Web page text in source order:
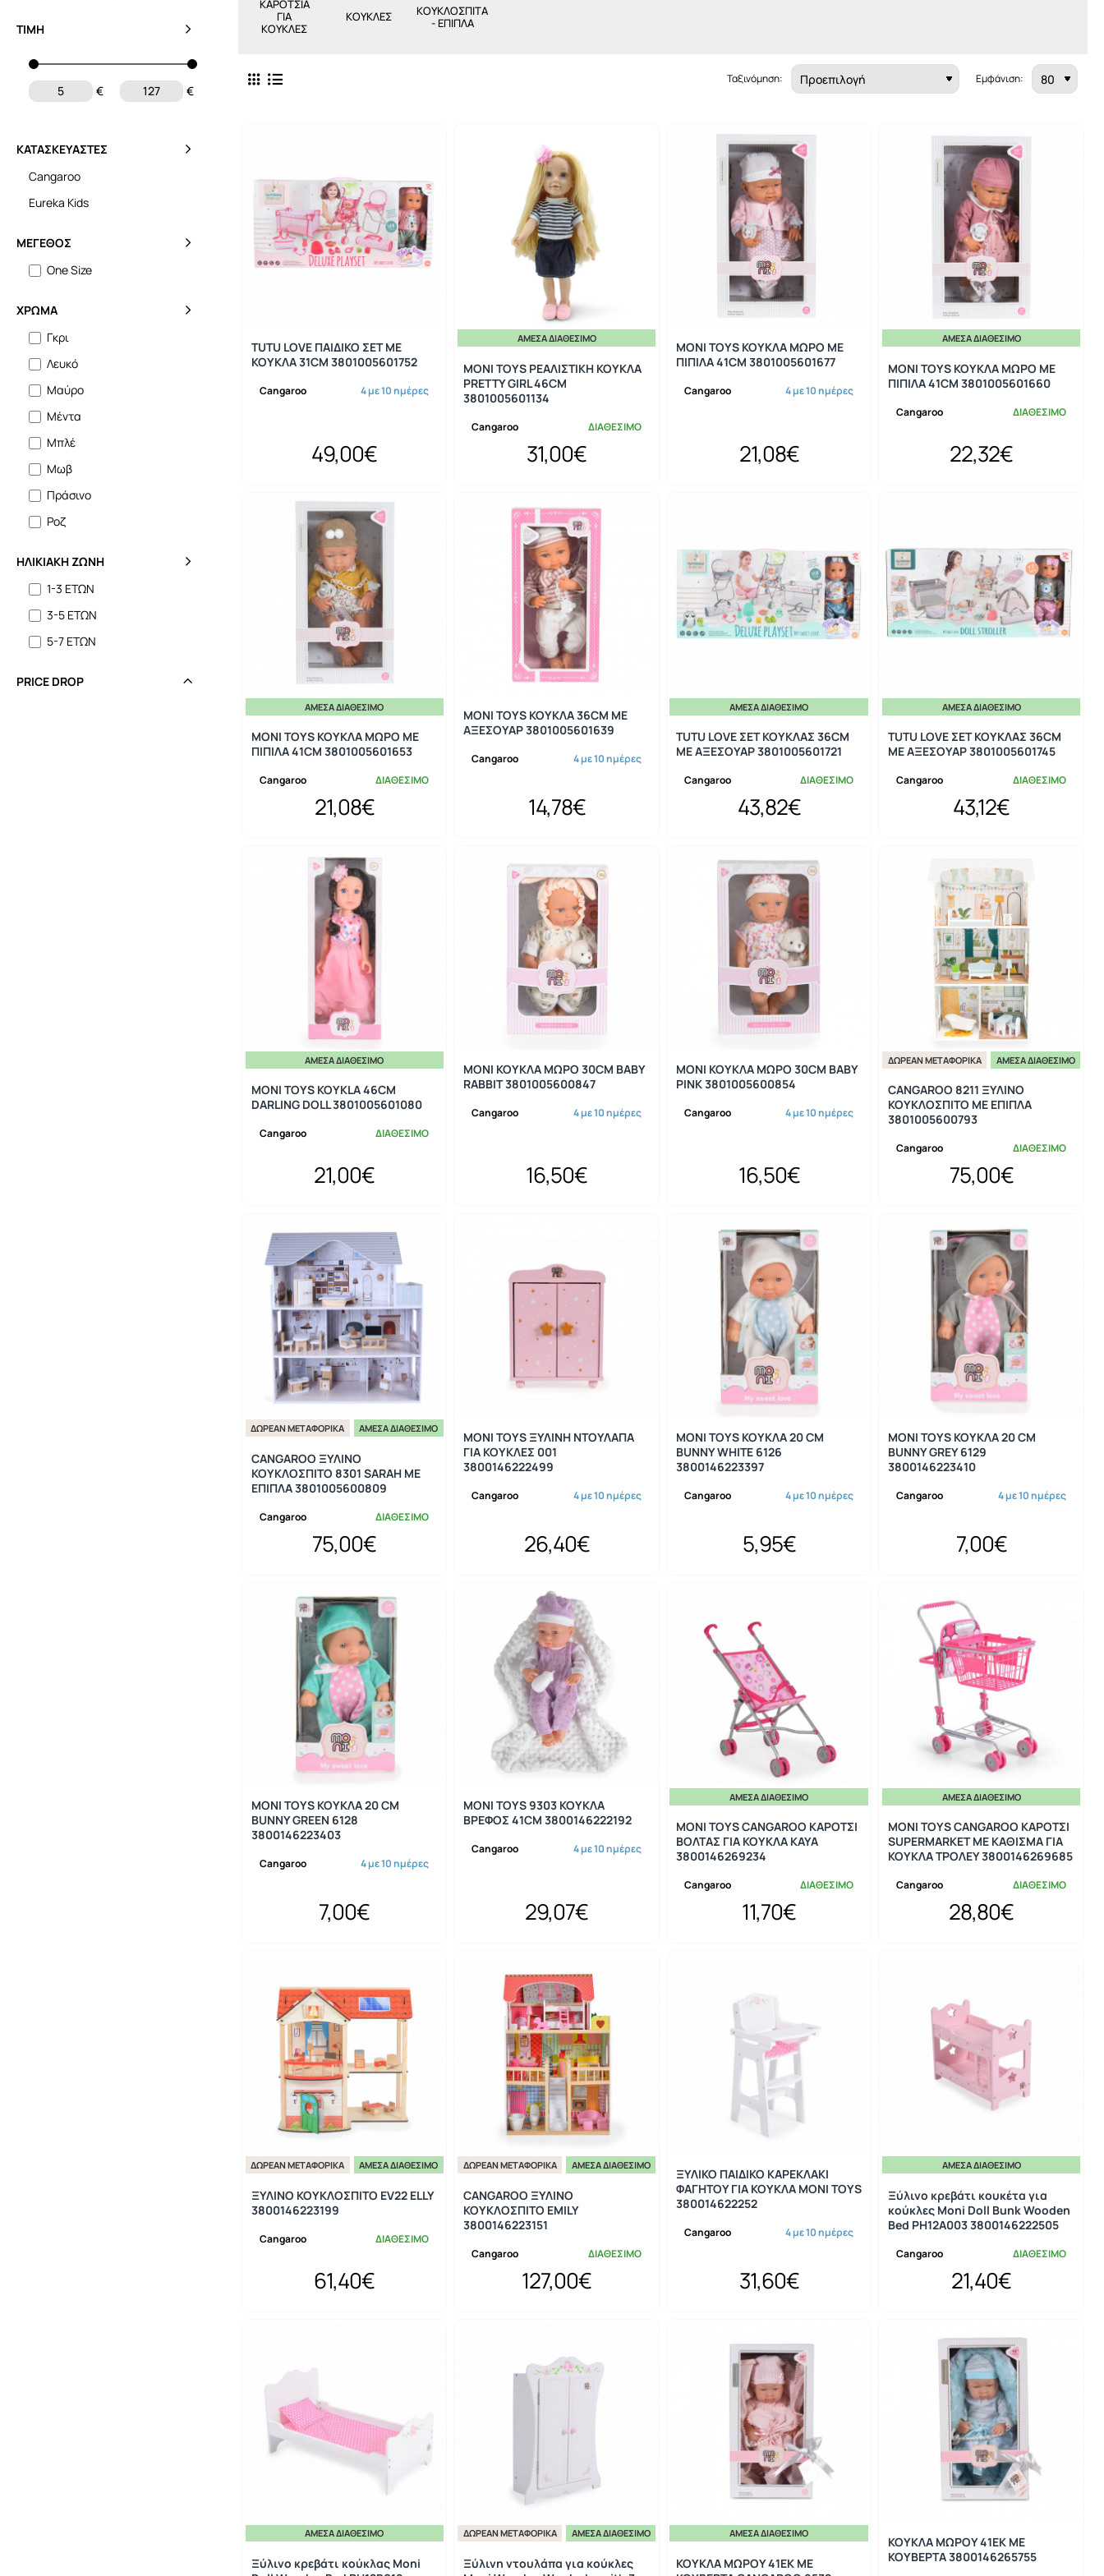
ΤΙΜΉ
€ €
ΚΑΤΑΣΚΕΥΑΣΤΈΣ
Cangaroo
Eureka Kids
ΜΈΓΕΘΟΣ
One Size
ΧΡΏΜΑ
Γκρι
Λευκό
Μαύρο
Μέντα
Μπλέ
Μωβ
Πράσινο
Ροζ
ΗΛΙΚΙΑΚΗ ΖΩΝΗ
1-3 ΕΤΩΝ
3-5 ΕΤΩΝ
5-7 ΕΤΩΝ
PRICE DROP
ΚΑΡΌΤΣΙΑ
ΓΙΑ
ΚΟΎΚΛΕΣ
ΚΟΎΚΛΕΣ
ΚΟΥΚΛΌΣΠΙΤΑ
- ΈΠΙΠΛΑ
Ταξινόμηση: Εμφάνιση:
Cangaroo 4 με 10 ημέρες
TUTU LOVE ΠΑΙΔΙΚΟ ΣΕΤ ΜΕ
ΚΟΥΚΛΑ 31CM 3801005601752
49,00€
ΆΜΕΣΑ ΔΙΑΘΈΣΙΜΟ
Cangaroo ΔΙΑΘΕΣΙΜΟ
MONI TOYS ΡΕΑΛΙΣΤΙΚΗ ΚΟΥΚΛΑ
PRETTY GIRL 46CM
3801005601134
31,00€
Cangaroo 4 με 10 ημέρες
MONI TOYS ΚΟΥΚΛΑ ΜΩΡΟ ΜΕ
ΠΙΠΙΛΑ 41CM 3801005601677
21,08€
ΆΜΕΣΑ ΔΙΑΘΈΣΙΜΟ
Cangaroo ΔΙΑΘΕΣΙΜΟ
MONI TOYS ΚΟΥΚΛΑ ΜΩΡΟ ΜΕ
ΠΙΠΙΛΑ 41CM 3801005601660
22,32€
ΆΜΕΣΑ ΔΙΑΘΈΣΙΜΟ
Cangaroo ΔΙΑΘΕΣΙΜΟ
MONI TOYS ΚΟΥΚΛΑ ΜΩΡΟ ΜΕ
ΠΙΠΙΛΑ 41CM 3801005601653
21,08€
Cangaroo 4 με 10 ημέρες
MONI TOYS ΚΟΥΚΛΑ 36CM ΜΕ
ΑΞΕΣΟΥΑΡ 3801005601639
14,78€
ΆΜΕΣΑ ΔΙΑΘΈΣΙΜΟ
Cangaroo ΔΙΑΘΕΣΙΜΟ
TUTU LOVE ΣΕΤ ΚΟΥΚΛΑΣ 36CM
ΜΕ ΑΞΕΣΟΥΑΡ 3801005601721
43,82€
ΆΜΕΣΑ ΔΙΑΘΈΣΙΜΟ
Cangaroo ΔΙΑΘΕΣΙΜΟ
TUTU LOVE ΣΕΤ ΚΟΥΚΛΑΣ 36CM
ΜΕ ΑΞΕΣΟΥΑΡ 3801005601745
43,12€
ΆΜΕΣΑ ΔΙΑΘΈΣΙΜΟ
Cangaroo ΔΙΑΘΕΣΙΜΟ
MONI TOYS KOYKLA 46CM
DARLING DOLL 3801005601080
21,00€
Cangaroo 4 με 10 ημέρες
MONI ΚΟΥΚΛΑ ΜΩΡΟ 30CM BABY
RABBIT 3801005600847
16,50€
Cangaroo 4 με 10 ημέρες
MONI ΚΟΥΚΛΑ ΜΩΡΟ 30CM BABY
PINK 3801005600854
16,50€
ΆΜΕΣΑ ΔΙΑΘΈΣΙΜΟ
ΔΩΡΕΆΝ ΜΕΤΑΦΟΡΙΚΆ
Cangaroo ΔΙΑΘΕΣΙΜΟ
CANGAROO 8211 ΞΥΛΙΝΟ
ΚΟΥΚΛΟΣΠΙΤΟ ΜΕ ΕΠΙΠΛΑ
3801005600793
75,00€
ΆΜΕΣΑ ΔΙΑΘΈΣΙΜΟ
ΔΩΡΕΆΝ ΜΕΤΑΦΟΡΙΚΆ
Cangaroo ΔΙΑΘΕΣΙΜΟ
CANGAROO ΞΥΛΙΝΟ
ΚΟΥΚΛΟΣΠΙΤΟ 8301 SARAH ΜΕ
ΕΠΙΠΛΑ 3801005600809
75,00€
Cangaroo 4 με 10 ημέρες
MONI TOYS ΞΥΛΙΝΗ ΝΤΟΥΛΑΠΑ
ΓΙΑ ΚΟΥΚΛΕΣ 001
3800146222499
26,40€
Cangaroo 4 με 10 ημέρες
MONI TOYS ΚΟΥΚΛΑ 20 CM
BUNNY WHITE 6126
3800146223397
5,95€
Cangaroo 4 με 10 ημέρες
MONI TOYS ΚΟΥΚΛΑ 20 CM
BUNNY GREY 6129
3800146223410
7,00€
Cangaroo 4 με 10 ημέρες
MONI TOYS ΚΟΥΚΛΑ 20 CM
BUNNY GREEN 6128
3800146223403
7,00€
Cangaroo 4 με 10 ημέρες
MONI TOYS 9303 ΚΟΥΚΛΑ
ΒΡΕΦΟΣ 41CM 3800146222192
29,07€
ΆΜΕΣΑ ΔΙΑΘΈΣΙΜΟ
Cangaroo ΔΙΑΘΕΣΙΜΟ
MONI TOYS CANGAROO ΚΑΡΟΤΣΙ
ΒΟΛΤΑΣ ΓΙΑ ΚΟΥΚΛΑ KAYA
3800146269234
11,70€
ΆΜΕΣΑ ΔΙΑΘΈΣΙΜΟ
Cangaroo ΔΙΑΘΕΣΙΜΟ
MONI TOYS CANGAROO ΚΑΡΟΤΣΙ
SUPERMARKET ΜΕ ΚΑΘΙΣΜΑ ΓΙΑ
ΚΟΥΚΛΑ ΤΡΟΛΕΥ 3800146269685
28,80€
ΆΜΕΣΑ ΔΙΑΘΈΣΙΜΟ
ΔΩΡΕΆΝ ΜΕΤΑΦΟΡΙΚΆ
Cangaroo ΔΙΑΘΕΣΙΜΟ
ΞΥΛΙΝΟ ΚΟΥΚΛΟΣΠΙΤΟ EV22 ELLY
3800146223199
61,40€
ΆΜΕΣΑ ΔΙΑΘΈΣΙΜΟ
ΔΩΡΕΆΝ ΜΕΤΑΦΟΡΙΚΆ
Cangaroo ΔΙΑΘΕΣΙΜΟ
CANGAROO ΞΥΛΙΝΟ
ΚΟΥΚΛΟΣΠΙΤΟ EMILY
3800146223151
127,00€
Cangaroo 4 με 10 ημέρες
ΞΥΛΙΚΟ ΠΑΙΔΙΚΟ ΚΑΡΕΚΛΑΚΙ
ΦΑΓΗΤΟΥ ΓΙΑ ΚΟΥΚΛΑ MONI TOYS
380014622252
31,60€
ΆΜΕΣΑ ΔΙΑΘΈΣΙΜΟ
Cangaroo ΔΙΑΘΕΣΙΜΟ
Ξύλινο κρεβάτι κουκέτα για
κούκλες Moni Doll Bunk Wooden
Bed PH12A003 3800146222505
21,40€
ΆΜΕΣΑ ΔΙΑΘΈΣΙΜΟ
Ξύλινο κρεβάτι κούκλας Moni
ΆΜΕΣΑ ΔΙΑΘΈΣΙΜΟ
ΔΩΡΕΆΝ ΜΕΤΑΦΟΡΙΚΆ
Ξύλινη ντουλάπα για κούκλες
ΆΜΕΣΑ ΔΙΑΘΈΣΙΜΟ
ΚΟΥΚΛΑ ΜΩΡΟΥ 41ΕΚ ΜΕ
ΚΟΥΚΛΑ ΜΩΡΟΥ 41ΕΚ ΜΕ
ΚΟΥΒΕΡΤΑ 3800146265755